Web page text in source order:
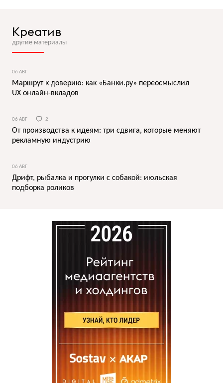
Креатив
другие материалы
06 АВГ
Маршрут к доверию: как «Банки.ру» переосмыслил
UX онлайн-вкладов
06 АВГ 2
От производства к идеям: три сдвига, которые меняют
рекламную индустрию
06 АВГ
Дрифт, рыбалка и прогулки с собакой: июльская
подборка роликов